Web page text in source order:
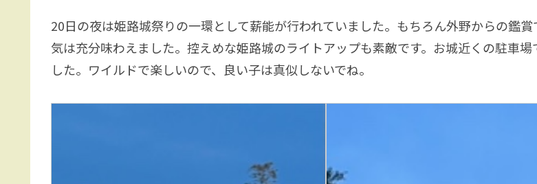
20日の夜は姫路城祭りの一環として薪能が行われていました。もちろん外野からの鑑
気は充分味わえました。控えめな姫路城のライトアップも素敵です。お城近くの駐車場
した。ワイルドで楽しいので、良い子は真似しないでね。